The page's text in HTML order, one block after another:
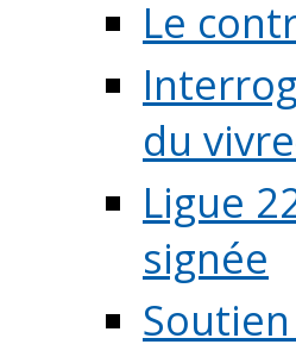
Le
du
Ligue
signée